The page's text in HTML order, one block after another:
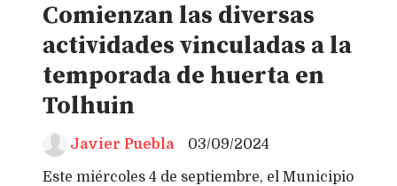
Comienzan las diversas
actividades vinculadas a la
temporada de huerta en
Tolhuin
Este miércoles 4 de septiembre, el Municipio
03/09/2024
Javier Puebla